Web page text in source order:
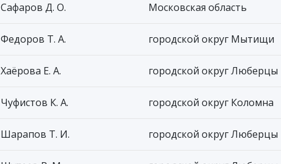
Сафаров Д. О. Московская область
Федоров Т. А. городской округ Мытищи
Хаёрова Е. А. городской округ Люберцы
Чуфистов К. А. городской округ Коломна
Шарапов Т. И. городской округ Люберцы